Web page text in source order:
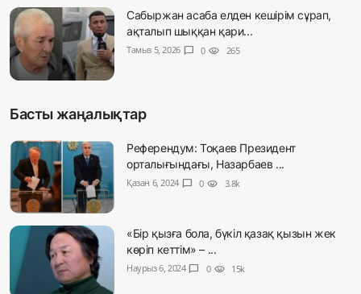
Сабыржан асаба елден кешірім сұрап,
ақталып шыққан қари...
Тамыз 5, 2026 chat_bubble 0 visibility 265
Басты жаңалықтар
Референдум: Тоқаев Президент
орталығындағы, Назарбаев ...
Қазан 6, 2024 chat_bubble 0 visibility 3.8k
«Бір қызға бола, бүкіл қазақ қызын жек
көріп кеттім» – ...
Наурыз 6, 2024 chat_bubble 0 visibility 15k